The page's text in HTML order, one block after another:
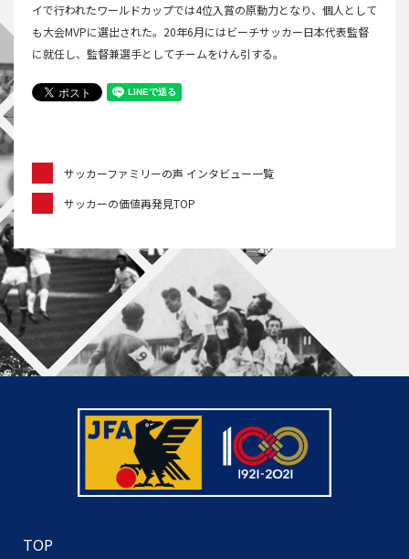
イで行われたワールドカップでは4位入賞の原動力となり、個人として
も大会MVPに選出された。20年6月にはビーチサッカー日本代表監督
に就任し、監督兼選手としてチームをけん引する。
サッカーファミリーの声 インタビュー一覧
サッカーの価値再発見TOP
TOP